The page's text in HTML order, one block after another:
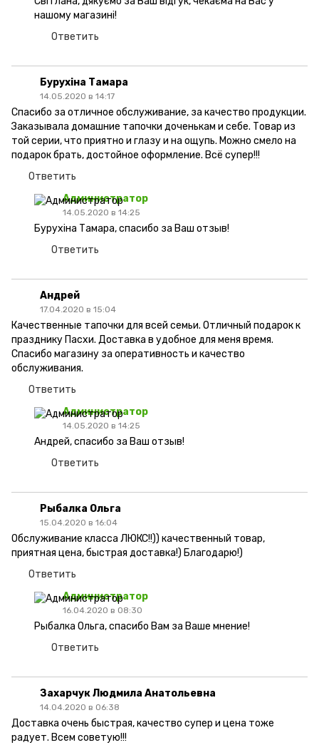
нашому магазині!
Ответить
Бурухіна Тамара
14.05.2020 в 14:17
Спасибо за отличное обслуживание, за качество продукции.
Заказывала домашние тапочки доченькам и себе. Товар из
той серии, что приятно и глазу и на ощупь. Можно смело на
подарок брать, достойное оформление. Всё супер!!!
Ответить
Администратор
14.05.2020 в 14:25
Бурухіна Тамара, спасибо за Ваш отзыв!
Ответить
Андрей
17.04.2020 в 15:04
Качественные тапочки для всей семьи. Отличный подарок к
празднику Пасхи. Доставка в удобное для меня время.
Спасибо магазину за оперативность и качество
обслуживания.
Ответить
Администратор
14.05.2020 в 14:25
Андрей, спасибо за Ваш отзыв!
Ответить
Рыбалка Ольга
15.04.2020 в 16:04
Обслуживание класса ЛЮКС!!)) качественный товар,
приятная цена, быстрая доставка!) Благодарю!)
Ответить
Администратор
16.04.2020 в 08:30
Рыбалка Ольга, спасибо Вам за Ваше мнение!
Ответить
Захарчук Людмила Анатольевна
14.04.2020 в 06:38
Доставка очень быстрая, качество супер и цена тоже
радует. Всем советую!!!